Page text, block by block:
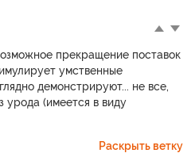
прекращение поставок
умственные
демонстрируют... не все,
урода (имеется в виду
Раскрыть ветку